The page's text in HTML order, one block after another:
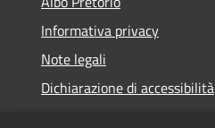
Informativa privacy
Note legali
Dichiarazione di accessibilità